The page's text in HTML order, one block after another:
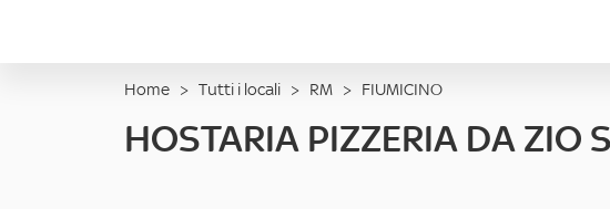
Home > Tutti i locali > RM > FIUMICINO
HOSTARIA PIZZERIA DA ZIO